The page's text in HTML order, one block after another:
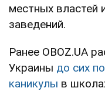
местных властей
заведений.
Ранее OBOZ.UA
Украины до сих
каникулы в